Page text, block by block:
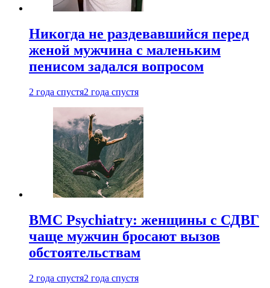
Никогда не раздевавшийся перед
женой мужчина с маленьким
пенисом задался вопросом
2 года спустя2 года спустя
BMC Psychiatry: женщины с СДВГ
чаще мужчин бросают вызов
обстоятельствам
2 года спустя2 года спустя